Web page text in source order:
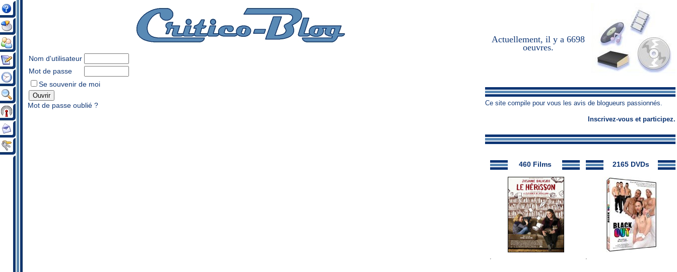
Actuellement, il y a 6698
oeuvres.
Ce site compile pour vous les avis de blogueurs passionnés.
Inscrivez-vous et participez.
2165 DVDs
460 Films
Nom d'utilisateur
Mot de passe
Se souvenir de moi
Mot de passe oublié ?